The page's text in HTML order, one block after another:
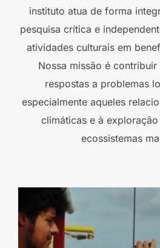
instituto atua de forma
pesquisa crítica e
atividades culturais em
Nossa missão é
respostas a problemas
especialmente aqueles
climáticas e à
ecossistemas